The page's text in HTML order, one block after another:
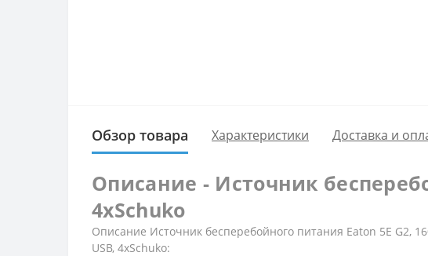
Обзор товара Характеристики Доставка и
Описание - Источник
4xSchuko
Описание Источник бесперебойного питания Eaton 5E G2,
USB, 4xSchuko: